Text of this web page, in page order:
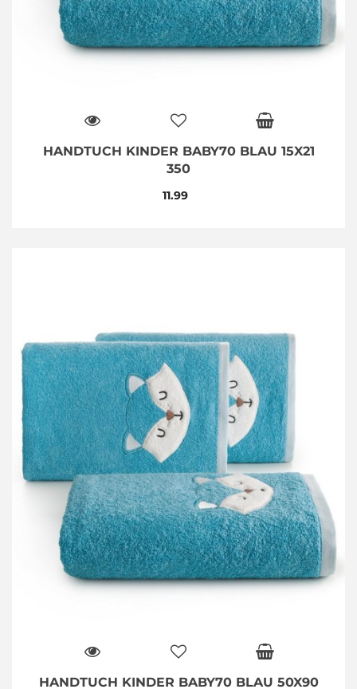
HANDTUCH KINDER BABY70 BLAU 15X21
350
11.99
HANDTUCH KINDER BABY70 BLAU 50X90